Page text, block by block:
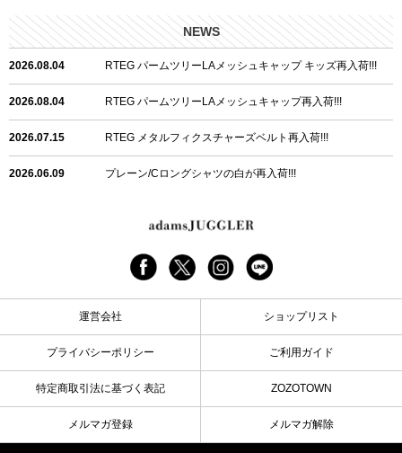
NEWS
2026.08.04 RTEG パームツリーLAメッシュキャップ キッズ再入荷!!!
2026.08.04 RTEG パームツリーLAメッシュキャップ再入荷!!!
2026.07.15 RTEG メタルフィクスチャーズベルト再入荷!!!
2026.06.09 プレーン/Cロングシャツの白が再入荷!!!
24/フリンジデニムロングパンツ再入荷!!!
G/グレーペイントデニムロングパンツ再入荷!!!
2026.04.23 I.W.D.Rデニムロングパンツ再入荷!!!
2026.04.23 ケミカルブラックデニムロングパンツ再入荷!!!
RTEG R.S&Dデニムロングパンツ再入荷!!!
運営会社 ショップリスト
プライバシーポリシー ご利用ガイド
特定商取引法に基づく表記 ZOZOTOWN
メルマガ登録 メルマガ解除